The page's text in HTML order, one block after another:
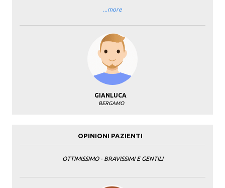
...more
GIANLUCA
BERGAMO
OPINIONI PAZIENTI
OTTIMISSIMO - BRAVISSIMI E GENTILI